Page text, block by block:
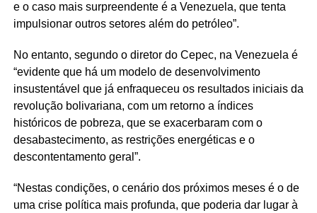
e o caso mais surpreendente é a Venezuela, que tenta
impulsionar outros setores além do petróleo”.
No entanto, segundo o diretor do Cepec, na Venezuela é
“evidente que há um modelo de desenvolvimento
insustentável que já enfraqueceu os resultados iniciais da
revolução bolivariana, com um retorno a índices
históricos de pobreza, que se exacerbaram com o
desabastecimento, as restrições energéticas e o
descontentamento geral”.
“Nestas condições, o cenário dos próximos meses é o de
uma crise política mais profunda, que poderia dar lugar à